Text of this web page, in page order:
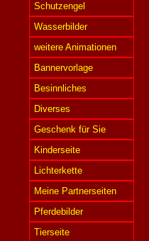
Schutzengel
Wasserbilder
weitere Animationen
Bannervorlage
Besinnliches
Diverses
Geschenk für Sie
Kinderseite
Lichterkette
Meine Partnerseiten
Pferdebilder
Tierseite